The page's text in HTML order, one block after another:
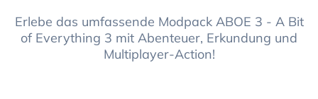
Erlebe das umfassende Modpack ABOE 3 - A Bit
of Everything 3 mit Abenteuer, Erkundung und
Multiplayer-Action!